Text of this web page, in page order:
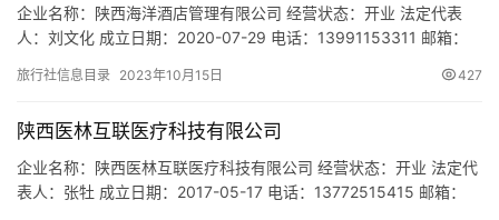
游
城
市
企业名称：陕西海洋酒店管理有限公司 经营状态：开业 法定代表
人：刘文化 成立日期：2020-07-29 电话：13991153311 邮箱：
91610113MAB0J93UXA 注册地址：陕西省西安市雁塔区长安中路
管理；企业管理；商业综…
旅行社信息目录 2023年10月15日 427
陕西医林互联医疗科技有限公司
企业名称：陕西医林互联医疗科技有限公司 经营状态：开业 法定代
表人：张牡 成立日期：2017-05-17 电话：13772515415 邮箱：